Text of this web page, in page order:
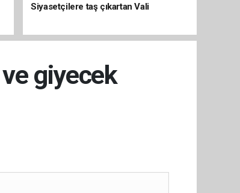
Siyasetçilere taş çıkartan Vali
giyecek